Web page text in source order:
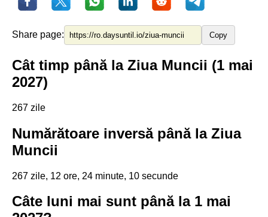
Share page: Copy
Cât timp până la Ziua Muncii (1 mai
2027)
267 zile
Numărătoare inversă până la Ziua
Muncii
267 zile, 12 ore, 24 minute, 9 secunde
Câte luni mai sunt până la 1 mai